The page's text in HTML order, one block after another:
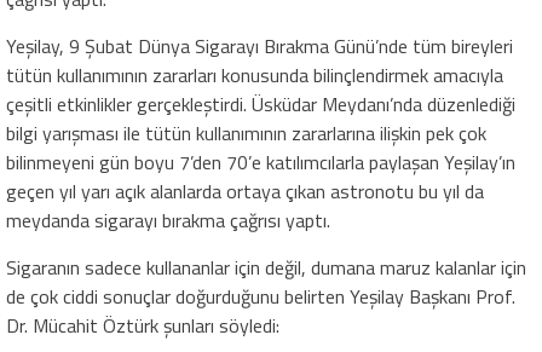
Yeşilay, 9 Şubat Dünya Sigarayı Bırakma Günü’nde tüm bireyleri
tütün kullanımının zararları konusunda bilinçlendirmek amacıyla
çeşitli etkinlikler gerçekleştirdi. Üsküdar Meydanı’nda düzenlediği
bilgi yarışması ile tütün kullanımının zararlarına ilişkin pek çok
bilinmeyeni gün boyu 7’den 70’e katılımcılarla paylaşan Yeşilay’ın
geçen yıl yarı açık alanlarda ortaya çıkan astronotu bu yıl da
meydanda sigarayı bırakma çağrısı yaptı.
Sigaranın sadece kullananlar için değil, dumana maruz kalanlar için
de çok ciddi sonuçlar doğurduğunu belirten Yeşilay Başkanı Prof.
Dr. Mücahit Öztürk şunları söyledi: